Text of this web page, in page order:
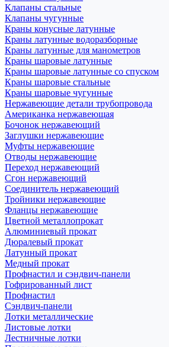
Клапаны стальные
Клапаны чугунные
Краны конусные латунные
Краны латунные водоразборные
Краны латунные для манометров
Краны шаровые латунные
Краны шаровые латунные со спуском
Краны шаровые стальные
Краны шаровые чугунные
Нержавеющие детали трубопровода
Американка нержавеющая
Бочонок нержавеющий
Заглушки нержавеющие
Муфты нержавеющие
Отводы нержавеющие
Переход нержавеющий
Сгон нержавеющий
Соединитель нержавеющий
Тройники нержавеющие
Фланцы нержавеющие
Цветной металлопрокат
Алюминиевый прокат
Дюралевый прокат
Латунный прокат
Медный прокат
Профнастил и сэндвич-панели
Гофрированный лист
Профнастил
Сэндвич-панели
Лотки металлические
Листовые лотки
Лестничные лотки